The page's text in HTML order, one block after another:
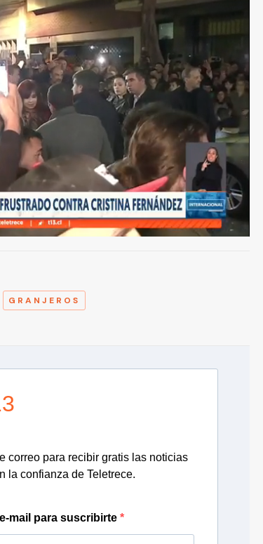
GRANJEROS
correo para recibir gratis las noticias
la confianza de Teletrece.
mail para suscribirte